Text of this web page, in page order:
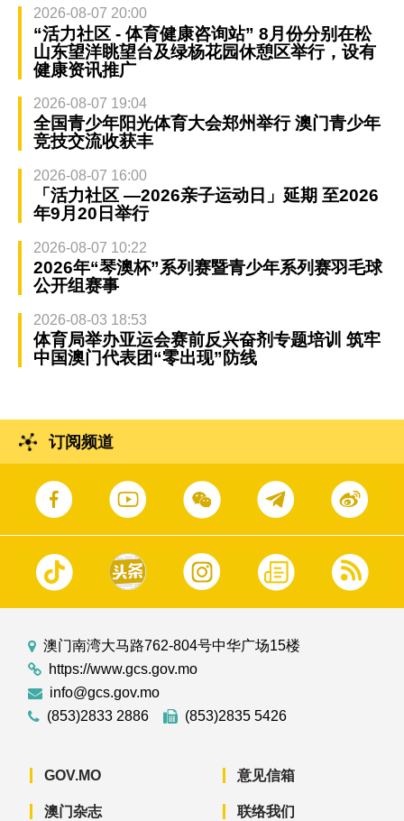
2026-08-07 20:00
“活力社区 - 体育健康咨询站” 8月份分别在松
山东望洋眺望台及绿杨花园休憩区举行，设有
健康资讯推广
2026-08-07 19:04
全国青少年阳光体育大会郑州举行 澳门青少年
竞技交流收获丰
2026-08-07 16:00
「活力社区 —2026亲子运动日」延期 至2026
年9月20日举行
2026-08-07 10:22
2026年“琴澳杯”系列赛暨青少年系列赛羽毛球
公开组赛事
2026-08-03 18:53
体育局举办亚运会赛前反兴奋剂专题培训 筑牢
中国澳门代表团“零出现”防线
订阅频道
澳门南湾大马路762-804号中华广场15楼
https://www.gcs.gov.mo
info@gcs.gov.mo
(853)2833 2886
(853)2835 5426
GOV.MO
澳门杂志
意见信箱
联络我们